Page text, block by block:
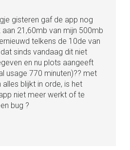
gisteren gaf de app nog
aan 21,60mb van mijn 500mb
telkens de 10de van
sinds vandaag dit niet
en nu plots aangeeft
usage 770 minuten)?? met
blijkt in orde, is het
niet meer werkt of te
bug ?